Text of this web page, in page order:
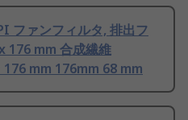
ファンフィルタ, 排出フ
176 mm 合成繊維
mm 176mm 68 mm